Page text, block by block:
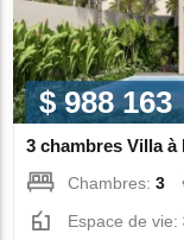
$ 988 163
3 chambres Villa à
Chambres:3
Espace de vie: